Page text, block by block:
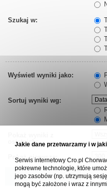
Szukaj w:
Wyświetl wyniki jako:
Sortuj wyniki wg:
ostatnich:
Pokaż pierwsze:
Jakie dane przetwarzamy i w
Serwis internetowy Cro.pl
pokrewne technologie, które
jego zasobów (np. utrzymują
mogą być założone i wraz z